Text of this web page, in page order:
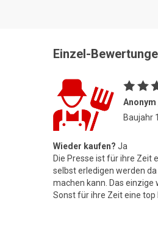
Einzel-
Anonym
Baujahr
Wieder kaufen? Ja
Die Presse ist für ihre Zeit
selbst erledigen werden
machen kann. Das einzige
Sonst für ihre Zeit eine top